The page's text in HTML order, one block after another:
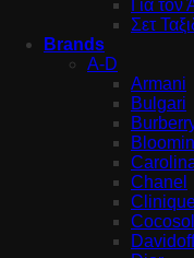
Για τον
Σετ
Brands
A-D
Armani
Bulgari
Chanel
Davidoff